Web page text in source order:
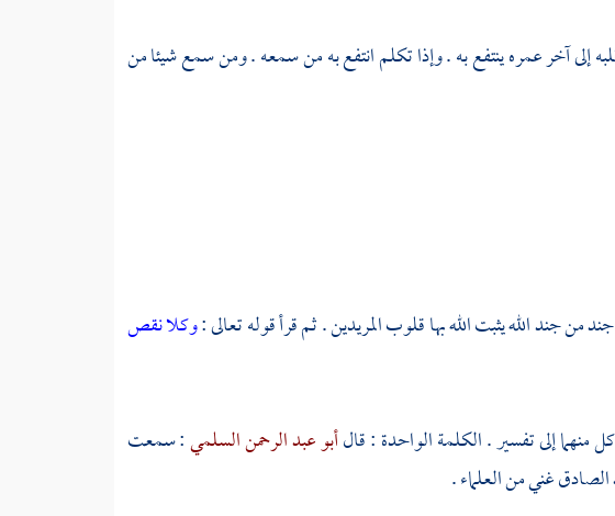
إلى آخر عمره ينتفع به . وإذا تكلم انتفع به من سمعه . ومن سمع شيئا من
جند الله يثبت الله بها قلوب المريدين . ثم قرأ قوله تعالى :وكلا نقص
منهما إلى تفسير . الكلمة الواحدة : قالأبو عبد الرحمن السلمي: سمعت
الصادق غني من العلماء .